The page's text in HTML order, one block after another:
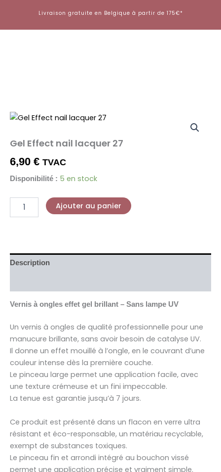
contenu
Livraison gratuite en Belgique à partir de 175€*
Gel Effect nail lacquer 27
6,90 € TVAC
Disponibilité : 5 en stock
quantité
Effect
nail
lacquer
27
Ajouter au panier
Description
Vernis à ongles effet gel brillant – Sans lampe UV
Un vernis à ongles de qualité professionnelle pour une
manucure brillante, sans avoir besoin de catalyse UV.
Il donne un effet mouillé à l’ongle, en le couvrant d’une
couleur intense dès la première couche.
Le pinceau large permet une application facile, avec
une texture crémeuse et un fini impeccable.
La tenue est garantie jusqu’à 7 jours.
Ce produit est présenté dans un flacon en verre ultra
résistant et éco-responsable, un matériau recyclable,
exempt de substances toxiques.
Le pinceau fin et arrondi intégré au bouchon vissé
permet une application précise et vraiment simple.